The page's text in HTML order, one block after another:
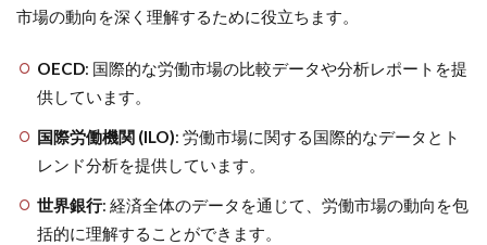
市場の動向を深く理解するために役立ちます。
OECD: 国際的な労働市場の比較データや分析レポートを提
供しています。
国際労働機関 (ILO): 労働市場に関する国際的なデータとト
レンド分析を提供しています。
世界銀行: 経済全体のデータを通じて、労働市場の動向を包
括的に理解することができます。